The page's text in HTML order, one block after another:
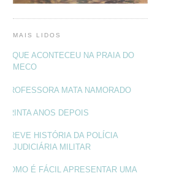
MAIS LIDOS
O QUE ACONTECEU NA PRAIA DO
MECO
PROFESSORA MATA NAMORADO
TRINTA ANOS DEPOIS
BREVE HISTÓRIA DA POLÍCIA
JUDICIÁRIA MILITAR
COMO É FÁCIL APRESENTAR UMA